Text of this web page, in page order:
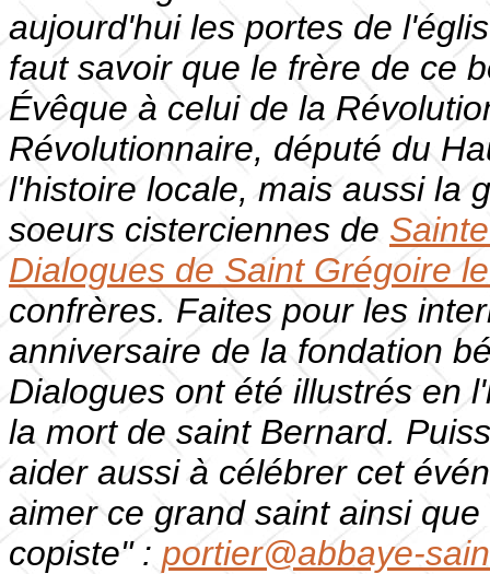
aujourd'hui les portes de
faut savoir que le frère de ce
Évêque à celui de la
Révolutionnaire, député du
l'histoire locale, mais aussi la
soeurs cisterciennes de
Dialogues de Saint Grégoire
confrères. Faites pour les
anniversaire de la fondation
Dialogues ont été illustrés en
la mort de saint Bernard.
aider aussi à célébrer cet
aimer ce grand saint ainsi
copiste" : portier@abbaye-